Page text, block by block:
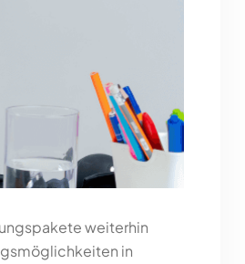
weiterhin
in